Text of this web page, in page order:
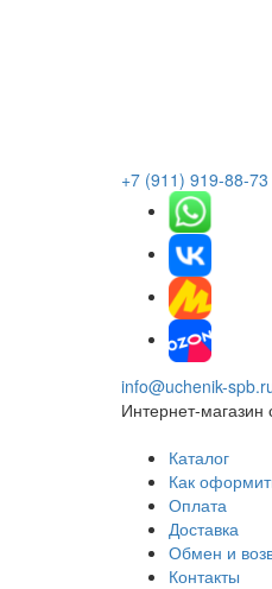
+7 (911) 919-88-73
info@uchenik-
Интернет-магазин
Каталог
Как
Оплата
Доставка
Обмен и
Контакты